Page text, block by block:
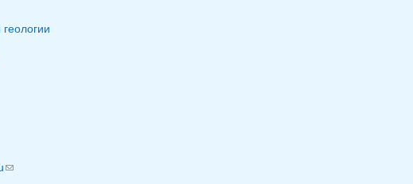
(ссылка для отправки email)